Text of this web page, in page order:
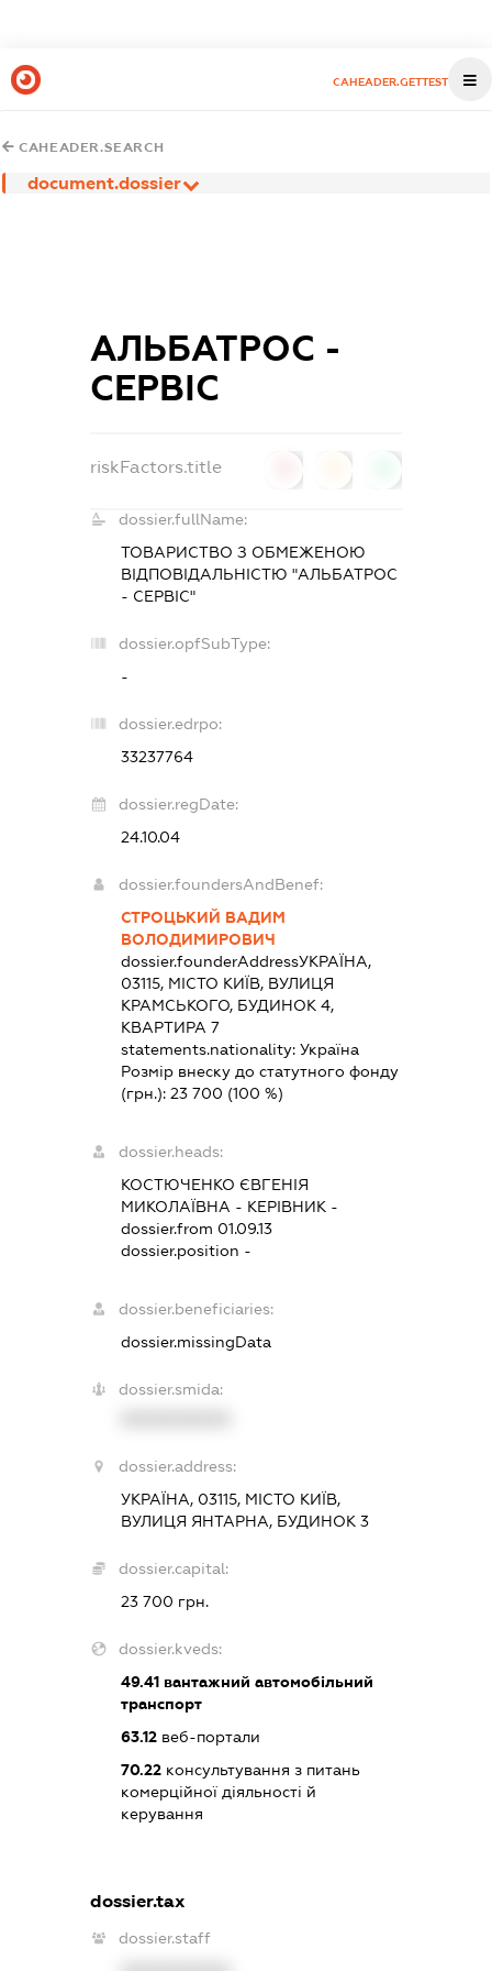
CAHEADER.GETTEST
CAHEADER.SEARCH
document.dossier
АЛЬБАТРОС -
СЕРВІС
riskFactors.title
dossier.fullName:
ТОВАРИСТВО З ОБМЕЖЕНОЮ
ВІДПОВІДАЛЬНІСТЮ "АЛЬБАТРОС
- СЕРВІС"
dossier.opfSubType:
-
dossier.edrpo:
33237764
dossier.regDate:
24.10.04
dossier.foundersAndBenef:
СТРОЦЬКИЙ ВАДИМ
ВОЛОДИМИРОВИЧ
dossier.founderAddressУКРАЇНА,
03115, МІСТО КИЇВ, ВУЛИЦЯ
КРАМСЬКОГО, БУДИНОК 4,
КВАРТИРА 7
statements.nationality: Україна
Розмір внеску до статутного фонду
(грн.): 23 700 (100 %)
dossier.heads:
КОСТЮЧЕНКО ЄВГЕНІЯ
МИКОЛАЇВНА - КЕРІВНИК -
dossier.from 01.09.13
dossier.position -
dossier.beneficiaries:
dossier.missingData
dossier.smida:
dossier.address:
УКРАЇНА, 03115, МІСТО КИЇВ,
ВУЛИЦЯ ЯНТАРНА, БУДИНОК 3
dossier.capital:
23 700 грн.
dossier.kveds:
49.41вантажний автомобільний
транспорт
63.12веб-портали
70.22консультування з питань
комерційної діяльності й
керування
dossier.tax
dossier.staff